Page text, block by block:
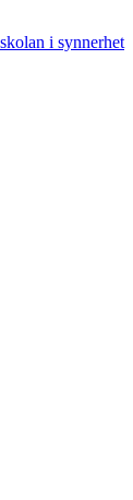
i synnerhet